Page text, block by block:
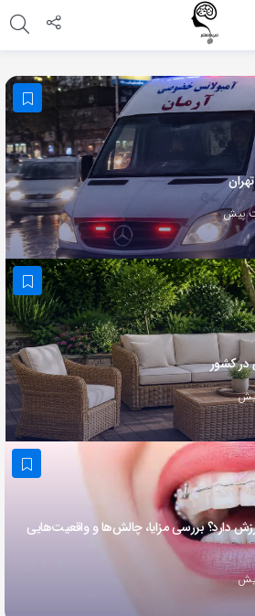
در کشور
دارد؟ بررسی مزایا، چالش‌ها و واقعیت‌هایی